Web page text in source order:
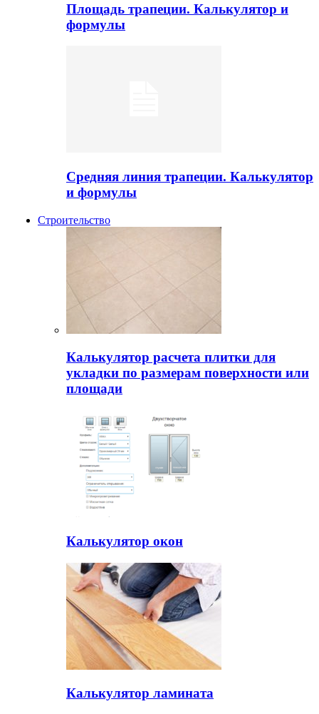
Площадь трапеции. Калькулятор и
формулы
Средняя линия трапеции. Калькулятор
и формулы
Строительство
Калькулятор расчета плитки для
укладки по размерам поверхности или
площади
Калькулятор окон
Калькулятор ламината